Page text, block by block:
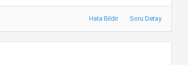
Hata Bildir Soru Detay